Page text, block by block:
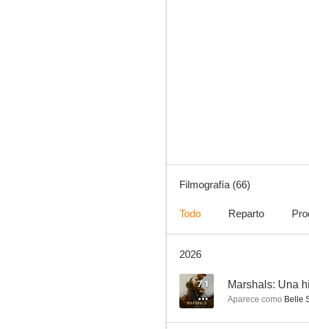
8.1
Filmografía (66)
Todo Reparto
2026
7.1
Aparece como Belle